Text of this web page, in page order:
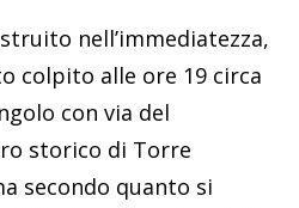
nell’immediatezza,
colpito alle ore 19 circa
con via del
storico di Torre
secondo quanto si